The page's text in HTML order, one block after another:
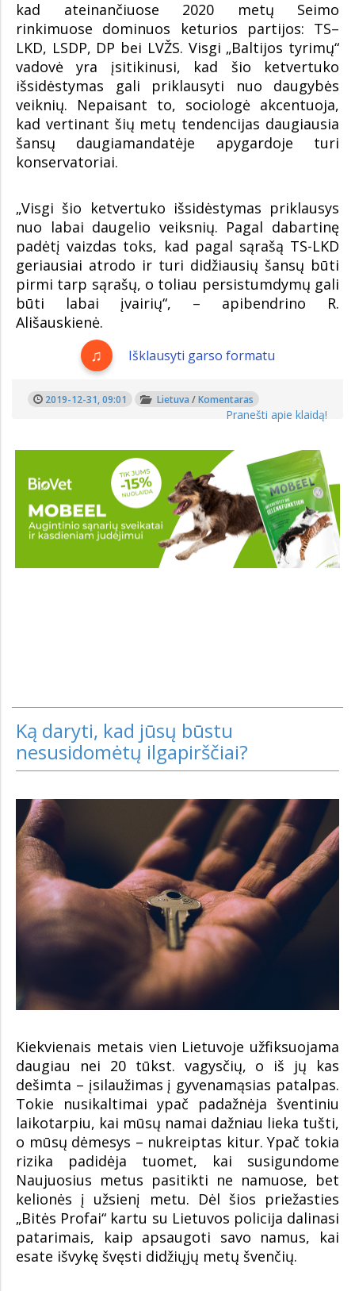
kad ateinančiuose 2020 metų Seimo
rinkimuose dominuos keturios partijos: TS–
LKD, LSDP, DP bei LVŽS. Visgi „Baltijos tyrimų“
vadovė yra įsitikinusi, kad šio ketvertuko
išsidėstymas gali priklausyti nuo daugybės
veiknių. Nepaisant to, sociologė akcentuoja,
kad vertinant šių metų tendencijas daugiausia
šansų daugiamandatėje apygardoje turi
konservatoriai.
„Visgi šio ketvertuko išsidėstymas priklausys
nuo labai daugelio veiksnių. Pagal dabartinę
padėtį vaizdas toks, kad pagal sąrašą TS-LKD
geriausiai atrodo ir turi didžiausių šansų būti
pirmi tarp sąrašų, o toliau persistumdymų gali
būti labai įvairių“, – apibendrino R.
Ališauskienė.
Išklausyti garso formatu
2019-12-31, 09:01 Lietuva /Komentaras
Pranešti apie klaidą!
Ką daryti, kad jūsų būstu
nesusidomėtų ilgapirščiai?
Kiekvienais metais vien Lietuvoje užfiksuojama
daugiau nei 20 tūkst. vagysčių, o iš jų kas
dešimta – įsilaužimas į gyvenamąsias patalpas.
Tokie nusikaltimai ypač padažnėja šventiniu
laikotarpiu, kai mūsų namai dažniau lieka tušti,
o mūsų dėmesys – nukreiptas kitur. Ypač tokia
rizika padidėja tuomet, kai susigundome
Naujuosius metus pasitikti ne namuose, bet
kelionės į užsienį metu. Dėl šios priežasties
„Bitės Profai“ kartu su Lietuvos policija dalinasi
patarimais, kaip apsaugoti savo namus, kai
esate išvykę švęsti didžiųjų metų švenčių.